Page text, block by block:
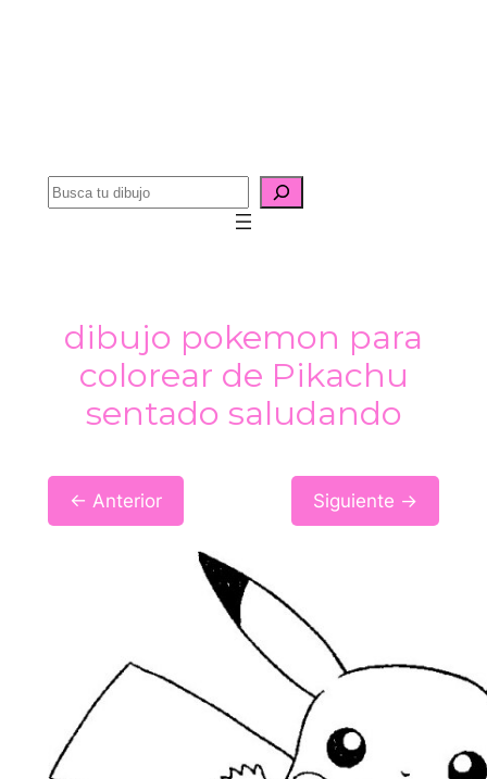
B
dibujo pokemon para
colorear de Pikachu
sentado saludando
← Anterior Siguiente →